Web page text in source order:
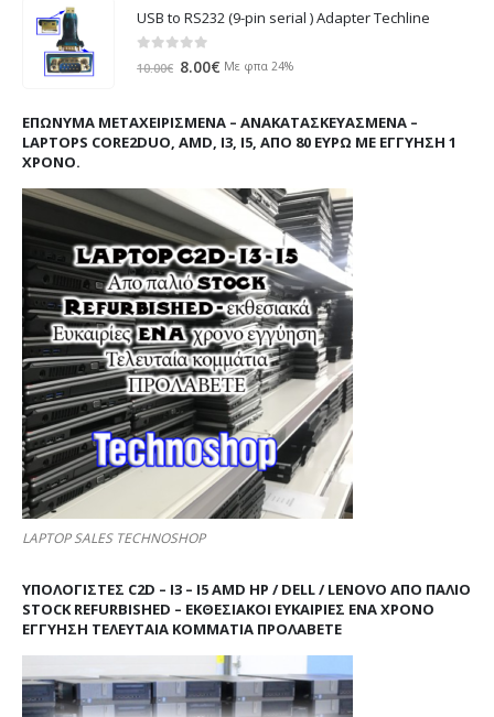
was:
12.00€.
τιμή
είναι:
USB to RS232 (9-pin serial ) Adapter Techline
out of 5
10.00€ Original
10.00€.
8.00€ Η
είναι:
8.00€.
Με φπα 24%
ΕΠΏΝΥΜΑ ΜΕΤΑΧΕΙΡΙΣΜΈΝΑ – ΑΝΑΚΑΤΑΣΚΕΥΑΣΜΈΝΑ –
LAPTOPS CORE2DUO, AMD, I3, I5, ΑΠΌ 80 ΕΥΡΏ ΜΕ ΕΓΓΎΗΣΗ 1
ΧΡΌΝΟ.
LAPTOP SALES TECHNOSHOP
ΥΠΟΛΟΓΙΣΤΕΣ C2D – I3 – I5 AMD HP / DELL / LENOVO ΑΠΟ ΠΑΛΙΌ
STOCK REFURBISHED – ΕΚΘΕΣΙΑΚΟΊ ΕΥΚΑΙΡΊΕΣ ΈΝΑ ΧΡΌΝΟ
ΕΓΓΎΗΣΗ ΤΕΛΕΥΤΑΊΑ ΚΟΜΜΆΤΙΑ ΠΡΟΛΑΒΕΤΕ